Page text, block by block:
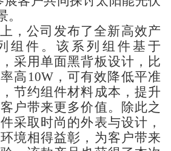
，公司发布了全新高效产
件。该系列组件基于
采用单面黑背板设计，比
高 10W， 可有效降低平准
节约组件材料成本，提升
户带来更多价值。除此之
采取时尚的外表与设计，
境相得益彰，为客户带来